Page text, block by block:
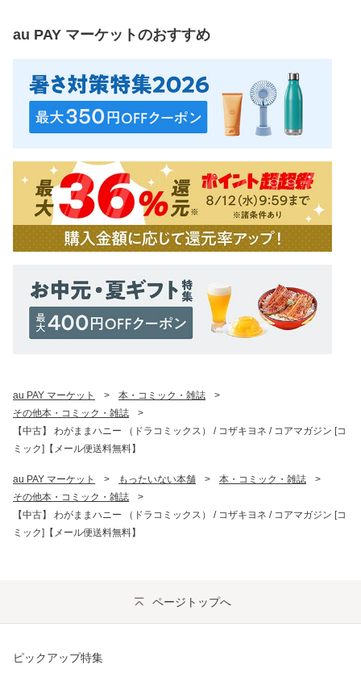
au PAY マーケットのおすすめ
au PAY マーケット > 本・コミック・雑誌
>
その他本・コミック・雑誌
>
【中古】 わがままハニー （ドラコミックス） / コザキヨネ / コアマガジン [コ
ミック]【メール便送料無料】
au PAY マーケット > もったいない本舗 > 本・コミック・雑誌
>
その他本・コミック・雑誌
>
【中古】 わがままハニー （ドラコミックス） / コザキヨネ / コアマガジン [コ
ミック]【メール便送料無料】
ページトップへ
ピックアップ特集